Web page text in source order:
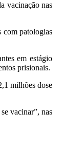
vacinação nas
com patologias
em estágio
prisionais.
milhões dose
vacinar”, nas